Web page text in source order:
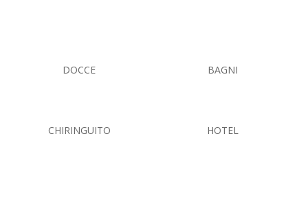
DOCCE BAGNI
CHIRINGUITO HOTEL